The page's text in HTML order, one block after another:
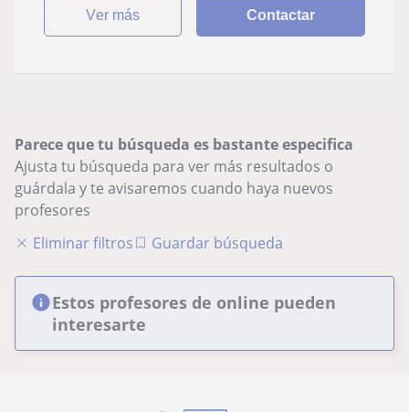
ver más Contactar
Parece que tu búsqueda es bastante especifica
Ajusta tu búsqueda para ver más resultados o
guárdala y te avisaremos cuando haya nuevos
profesores
Eliminar filtros
Guardar búsqueda
Estos profesores de online pueden
interesarte